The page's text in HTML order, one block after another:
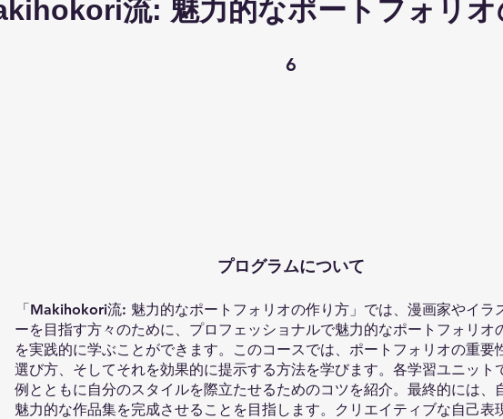
流: 魅力的なポートフォリオ
66 undefined
プログラムについて
「Makihokori流: 魅力的なポートフォリオの作り方」では、漫画家やイラ
ーを目指す方々のために、プロフェッショナルで魅力的なポートフォリオ
を実践的に学ぶことができます。このコースでは、ポートフォリオの重要
選び方、そしてそれを効果的に提示する方法を学びます。各学習ユニット
例とともに自分のスタイルを際立たせるためのコツを紹介。最終的には、
魅力的な作品集を完成させることを目指します。クリエイティブな自己表